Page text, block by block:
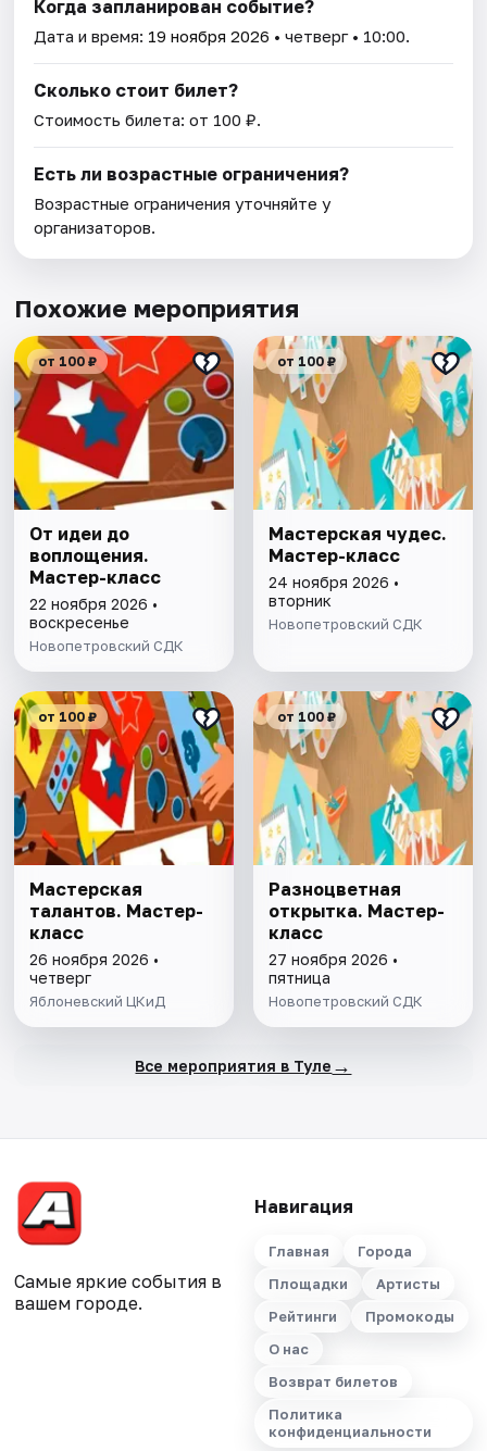
Когда запланирован событие?
Дата и время: 19 ноября 2026 • четверг • 10:00.
Сколько стоит билет?
Стоимость билета: от 100 ₽.
Есть ли возрастные ограничения?
Возрастные ограничения уточняйте у
организаторов.
Похожие мероприятия
от 100 ₽
От идеи до
воплощения.
Мастер-класс
22 ноября 2026 •
воскресенье
Новопетровский СДК
от 100 ₽
Мастерская чудес.
Мастер-класс
24 ноября 2026 •
вторник
Новопетровский СДК
от 100 ₽
Мастерская
талантов. Мастер-
класс
26 ноября 2026 •
четверг
Яблоневский ЦКиД
от 100 ₽
Разноцветная
открытка. Мастер-
класс
27 ноября 2026 •
пятница
Новопетровский СДК
Все мероприятия в Туле →
Самые яркие события в
вашем городе.
Навигация
Главная
Города
Площадки
Артисты
Рейтинги
Промокоды
О нас
Возврат билетов
Политика
конфиденциальности